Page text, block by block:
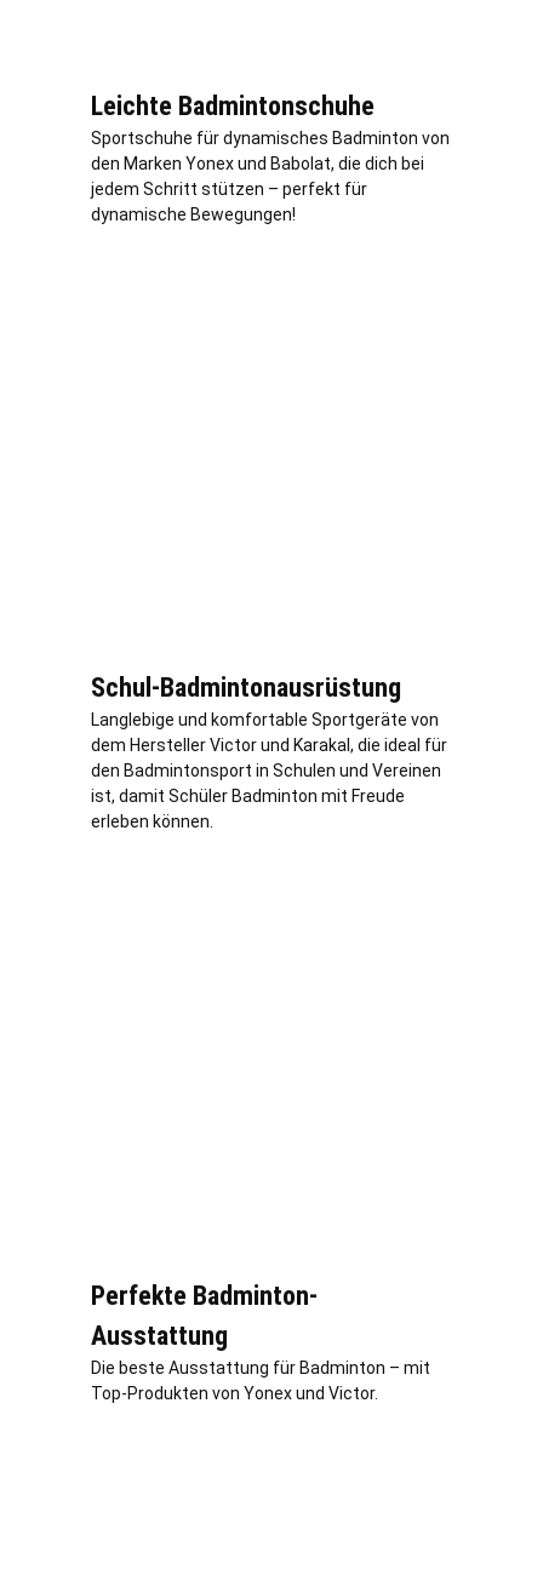
Leichte Badmintonschuhe
Sportschuhe für dynamisches Badminton von
den Marken Yonex und Babolat, die dich bei
jedem Schritt stützen – perfekt für
dynamische Bewegungen!
Schul-Badmintonausrüstung
Langlebige und komfortable Sportgeräte von
dem Hersteller Victor und Karakal, die ideal für
den Badmintonsport in Schulen und Vereinen
ist, damit Schüler Badminton mit Freude
erleben können.
Perfekte Badminton-
Ausstattung
Die beste Ausstattung für Badminton – mit
Top-Produkten von Yonex und Victor.